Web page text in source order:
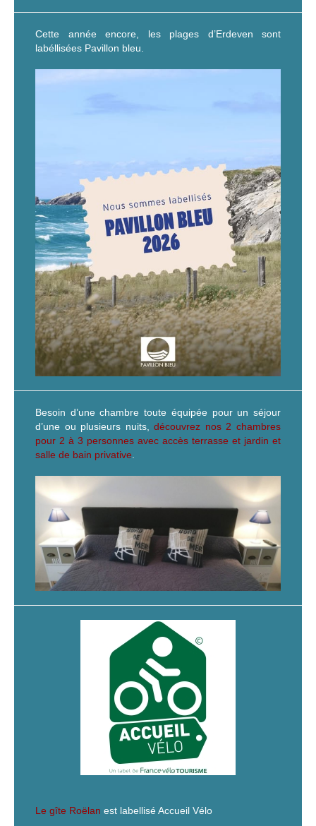
Cette année encore, les plages d’Erdeven sont
labéllisées Pavillon bleu.
Besoin d’une chambre toute équipée pour un séjour
d’une ou plusieurs nuits,découvrez nos 2 chambres
pour 2 à 3 personnes avec accès terrasse et jardin et
salle de bain privative.
Le gîte Roëlan est labellisé Accueil Vélo